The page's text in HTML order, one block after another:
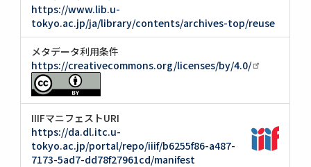
https://www.lib.u-
tokyo.ac.jp/ja/library/contents/archives-top/reuse
メタデータ利用条件
https://creativecommons.org/licenses/by/4.0/
IIIFマニフェストURI
https://da.dl.itc.u-
tokyo.ac.jp/portal/repo/iiif/b6255f86-a487-
7173-5ad7-dd78f27961cd/manifest